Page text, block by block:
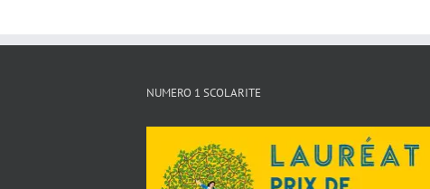
NUMERO 1 SCOLARITE